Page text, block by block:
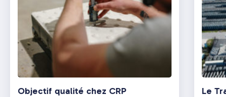
Objectif qualité chez CRP Le